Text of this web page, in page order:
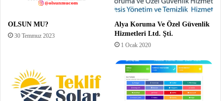
OLSUN MU?
30 Temmuz 2023
Alya Koruma Ve Özel Güvenlik
Hizmetleri Ltd. Şti.
1 Ocak 2020